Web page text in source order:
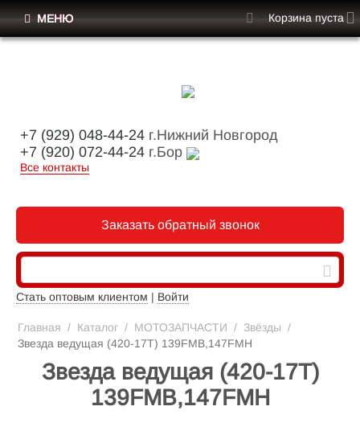
+7 (929) 048-44-24 г.Нижний Новгород
+7 (920) 072-44-24 г.Бор
Все контакты
Заказать обратный звонок
Стать оптовым клиентом | Войти
МЕНЮ Корзина пуста
Главная / Каталог / МОТОЗАПЧАСТИ / Звёзды /
Звезда ведущая (420-17T) 139FMB,147FMH
Звезда ведущая (420-17T)
139FMB,147FMH